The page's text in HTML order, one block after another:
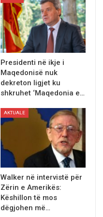
Presidenti në ikje i
Maqedonisë nuk
dekreton ligjet ku
shkruhet ‘Maqedonia e…
AKTUALE
Walker në intervistë për
Zërin e Amerikës:
Këshillon të mos
dëgjohen më…